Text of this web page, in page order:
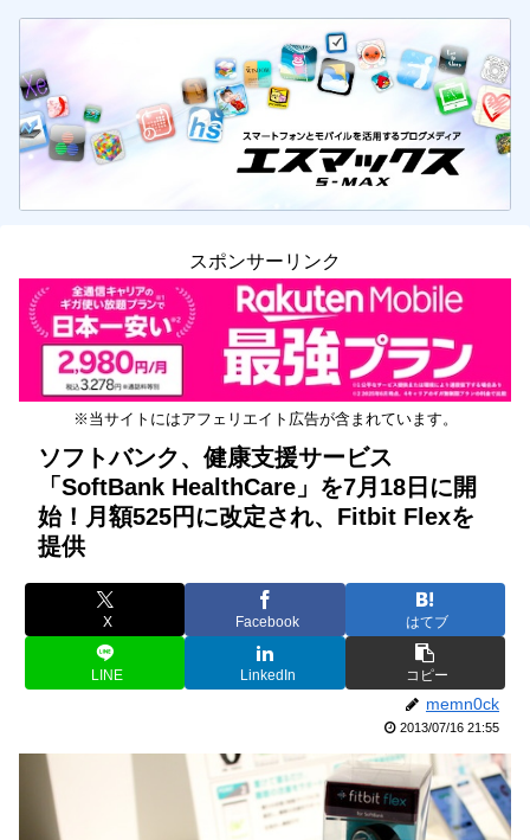
スポンサーリンク
※当サイトにはアフェリエイト広告が含まれています。
ソフトバンク、健康支援サービス
「SoftBank HealthCare」を7月18日に開
始！月額525円に改定され、Fitbit Flexを
提供
X Facebook はてブ
LINE LinkedIn コピー
memn0ck
2013/07/16 21:55